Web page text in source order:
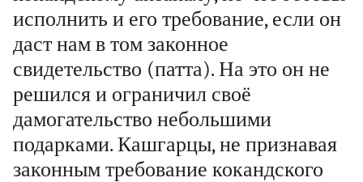
исполнить и его требование, если он
даст нам в том законное
свидетельство (патта). На это он не
решился и ограничил своё
дамогательство небольшими
подарками. Кашгарцы, не признавая
законным требование кокандского